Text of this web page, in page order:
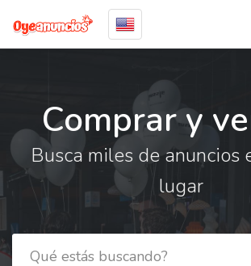
Comprar y
Busca miles de anuncios
lugar